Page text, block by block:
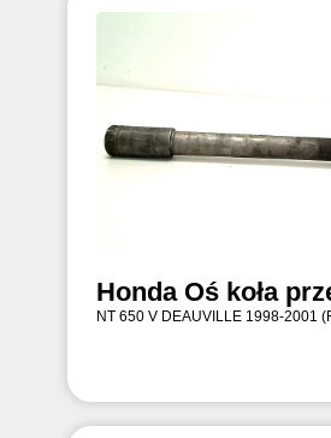
Honda Oś koła
NT 650 V DEAUVILLE 1998-2001